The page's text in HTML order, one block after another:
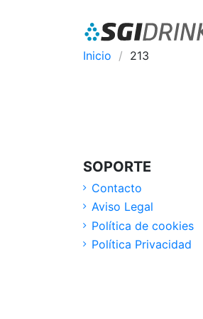
Inicio 213
SOPORTE
Contacto
Aviso Legal
Política de cookies
Política Privacidad